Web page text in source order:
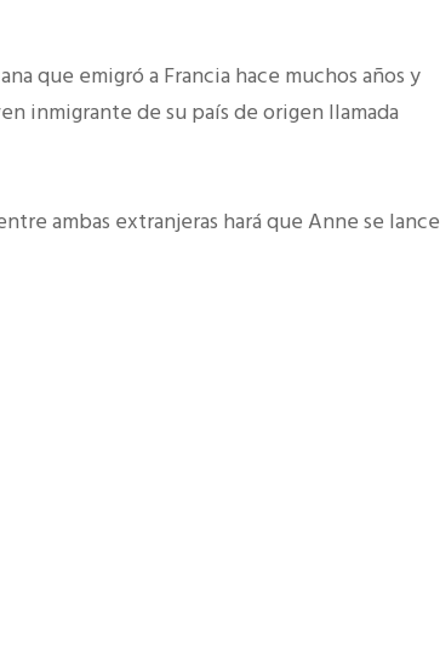
que emigró a Francia hace muchos años y
inmigrante de su país de origen llamada
ambas extranjeras hará que Anne se lance